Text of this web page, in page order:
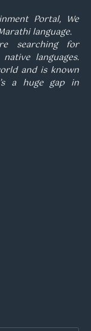
Portal, We
language.
searching for
languages.
and is known
a huge gap in